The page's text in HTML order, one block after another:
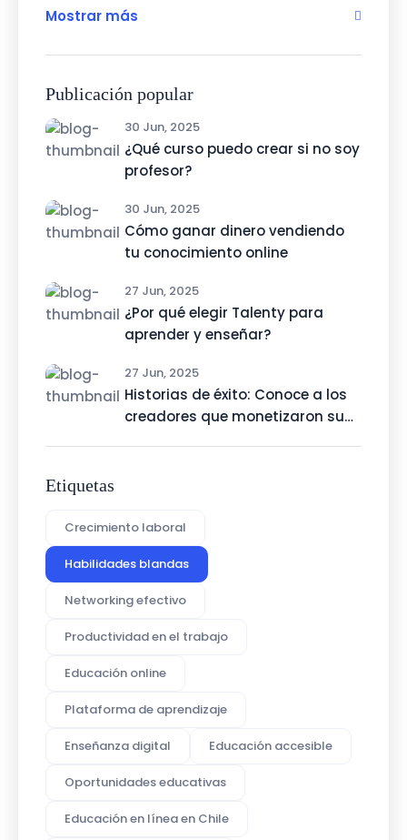
Mostrar más
Publicación popular
30 Jun, 2025
¿Qué curso puedo crear si no soy
profesor?
30 Jun, 2025
Cómo ganar dinero vendiendo
tu conocimiento online
27 Jun, 2025
¿Por qué elegir Talenty para
aprender y enseñar?
27 Jun, 2025
Historias de éxito: Conoce a los
creadores que monetizaron su
Etiquetas
Crecimiento laboral
Habilidades blandas
Networking efectivo
Productividad en el trabajo
Educación online
Plataforma de aprendizaje
Enseñanza digital Educación accesible
Oportunidades educativas
Educación en línea en Chile